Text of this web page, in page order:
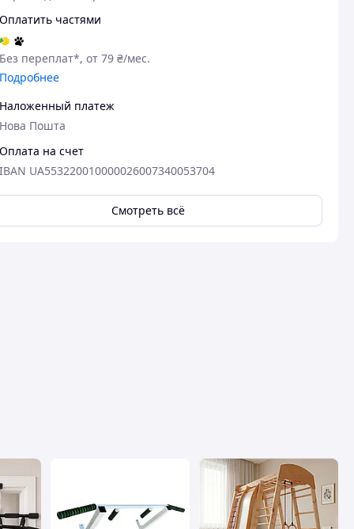
Оплатить частями
Без переплат*, от 79 ₴/мес.
Подробнее
Наложенный платеж
Нова Пошта
Оплата на счет
IBAN UA553220010000026007340053704
Смотреть всё